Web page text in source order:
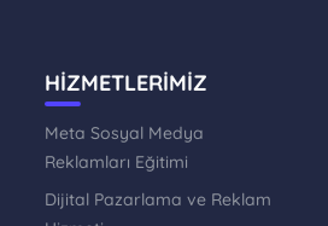
HİZMETLERİMİZ
Meta Sosyal Medya
Reklamları Eğitimi
Dijital Pazarlama ve Reklam